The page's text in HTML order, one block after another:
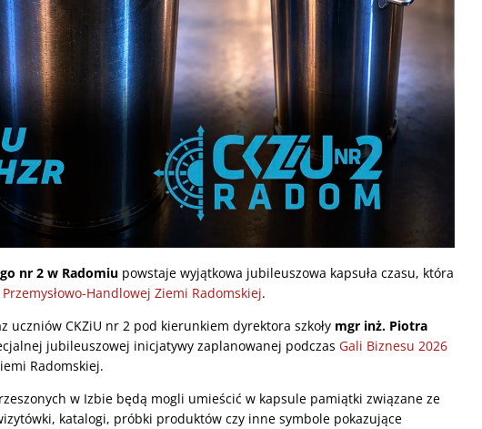
nr 2 w Radomiu powstaje wyjątkowa jubileuszowa kapsuła czasu, która
Przemysłowo-Handlowej Ziemi Radomskiej.
CKZiU nr 2 pod kierunkiem dyrektora szkoły mgr inż. Piotra
jubileuszowej inicjatywy zaplanowanej podczas Gali Biznesu 2026
Radomskiej.
w Izbie będą mogli umieścić w kapsule pamiątki związane ze
katalogi, próbki produktów czy inne symbole pokazujące